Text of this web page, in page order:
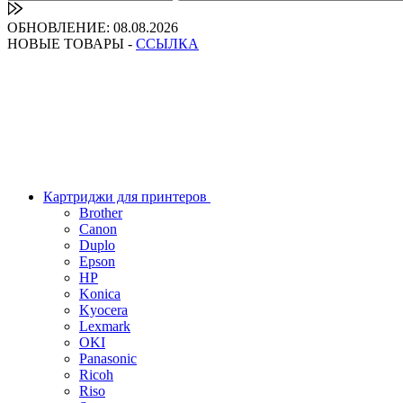
ОБНОВЛЕНИЕ: 08.08.2026
НОВЫЕ ТОВАРЫ - ССЫЛКА
Картриджи для принтеров
Brother
Canon
Duplo
Epson
HP
Konica
Kyocera
Lexmark
OKI
Panasonic
Ricoh
Riso